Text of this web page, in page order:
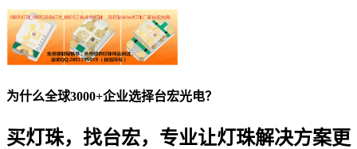
为什么全球3000+企业选择台宏光电？
买灯珠，找台宏，专业让灯珠解决方案更